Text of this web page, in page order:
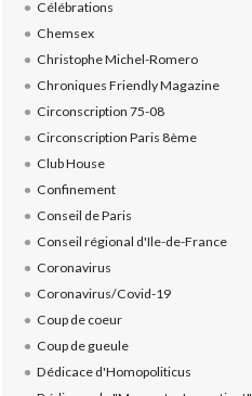
Célébrations
Chemsex
Christophe Michel-Romero
Chroniques Friendly Magazine
Circonscription 75-08
Circonscription Paris 8ème
Club House
Confinement
Conseil de Paris
Conseil régional d'Ile-de-France
Coronavirus
Coronavirus/Covid-19
Coup de coeur
Coup de gueule
Dédicace d'Homopoliticus